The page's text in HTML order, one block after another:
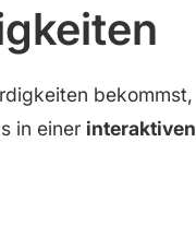
bekommst,
in einer interaktiven